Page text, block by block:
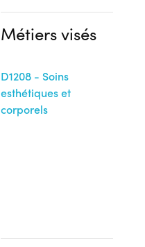
Métiers visés
D1208 - Soins
esthétiques et
corporels